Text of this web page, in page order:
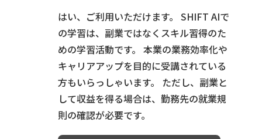
はい、ご利用いただけます。 SHIFT AIで
の学習は、副業ではなくスキル習得のた
めの学習活動です。 本業の業務効率化や
キャリアアップを目的に受講されている
方もいらっしゃいます。 ただし、副業と
して収益を得る場合は、勤務先の就業規
則の確認が必要です。